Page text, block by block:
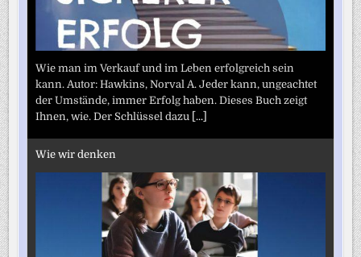
Wie man im Verkauf und im Leben erfolgreich sein
kann. Autor: Hawkins, Norval A. Jeder kann, ungeachtet
der Umstände, immer Erfolg haben. Dieses Buch zeigt
Ihnen, wie. Der Schlüssel dazu [...]
Wie wir denken